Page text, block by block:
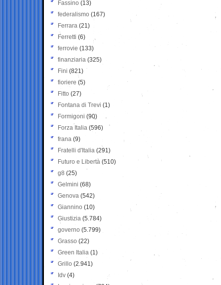
Fassino (13)
federalismo (167)
Ferrara (21)
Ferretti (6)
ferrovie (133)
finanziaria (325)
Fini (821)
fioriere (5)
Fitto (27)
Fontana di Trevi (1)
Formigoni (90)
Forza Italia (596)
frana (9)
Fratelli d'Italia (291)
Futuro e Libertà (510)
g8 (25)
Gelmini (68)
Genova (542)
Giannino (10)
Giustizia (5.784)
governo (5.799)
Grasso (22)
Green Italia (1)
Grillo (2.941)
Idv (4)